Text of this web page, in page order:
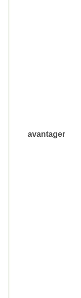
avantager